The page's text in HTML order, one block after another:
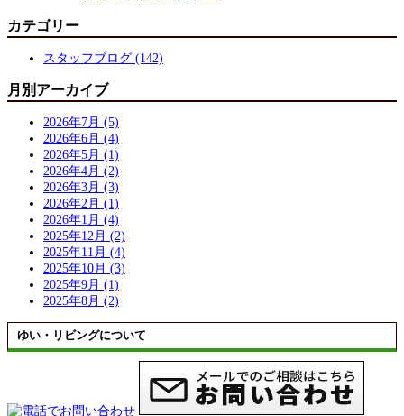
カテゴリー
スタッフブログ (142)
月別アーカイブ
2026年7月 (5)
2026年6月 (4)
2026年5月 (1)
2026年4月 (2)
2026年3月 (3)
2026年2月 (1)
2026年1月 (4)
2025年12月 (2)
2025年11月 (4)
2025年10月 (3)
2025年9月 (1)
2025年8月 (2)
ゆい・リビングについて